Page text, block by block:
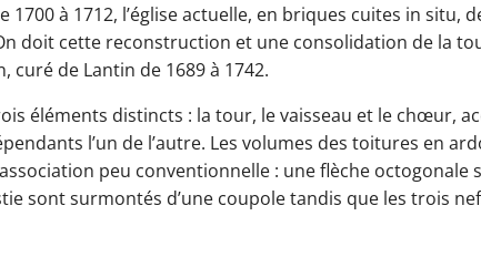
1700 à 1712, l’église actuelle, en briques cuites in situ,
doit cette reconstruction et une consolidation de la
curé de Lantin de 1689 à 1742.
éléments distincts : la tour, le vaisseau et le chœur,
l’un de l’autre. Les volumes des toitures en
peu conventionnelle : une flèche octogonale
sont surmontés d’une coupole tandis que les trois